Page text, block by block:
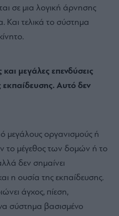
σε μια λογική άρνησης
Και τελικά το σύστημα
μεγάλες επενδύσεις
εκπαίδευσης. Αυτό δεν
μεγάλους οργανισμούς ή
το μέγεθος των δομών ή το
δεν σημαίνει
η ουσία της εκπαίδευσης.
άγχος, πίεση,
σύστημα βασισμένο